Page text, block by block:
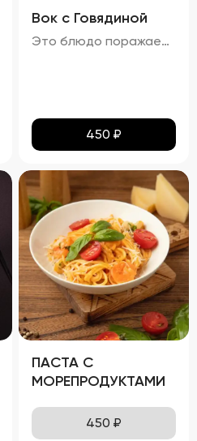
Вок с Говядиной
Это блюдо поражает своими яркими красками и аппетитным видом. Говядина равномерно обжарена до золотистой корочки, а овощи сохраняют свою свежесть и привлекательность. Мягкая, но не переваренная лапша служит идеальной основой для сочетания всех ингредиентов. Кинза и кунжут добавляют завершающий штрих, делая блюдо еще более соблазнительным. Вкус вок с говядиной богат и сбалансирован. Мясо источает насыщенный аромат, болгарский перец привносит сладкие нотки, а устричный и соевый соусы добавляют пикантности. Свежий вкус кинзы подчеркивает гармонию всех компонентов. Аромат блюда завораживает, наполняя пространство нотками чеснока и жареного мяса. Консистенция блюда тоже радует: говядина нежная и сочная, овощи слегка хрустят, а лапша мягкая и эластичная. Цукини сохраняют свою форму и текстуру, добавляя блюду дополнительный объем и разнообразие.
450 ₽
ПАСТА С
МОРЕПРОДУКТАМИ
450 ₽